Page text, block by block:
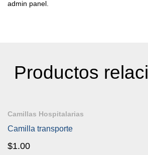
admin panel.
Productos
Camillas Hospitalarias
Camilla transporte
$1.00